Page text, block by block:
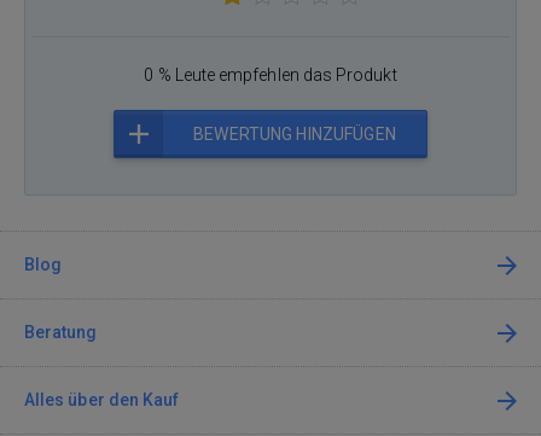
0 % Leute empfehlen das Produkt
BEWERTUNG HINZUFÜGEN
Blog
Beratung
Alles über den Kauf